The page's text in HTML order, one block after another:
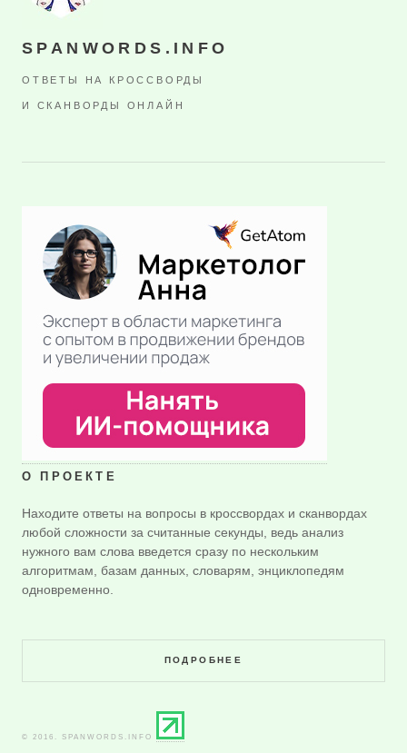
SPANWORDS.INFO
ОТВЕТЫ НА КРОССВОРДЫ
И СКАНВОРДЫ ОНЛАЙН
О ПРОЕКТЕ
Находите ответы на вопросы в кроссвордах и сканвордах
любой сложности за считанные секунды, ведь анализ
нужного вам слова введется сразу по нескольким
алгоритмам, базам данных, словарям, энциклопедям
одновременно.
ПОДРОБНЕЕ
© 2016. SPANWORDS.INFO